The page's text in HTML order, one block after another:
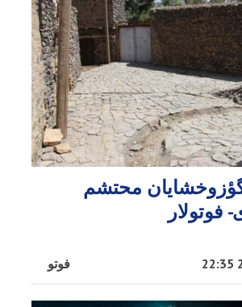
محتشم
فوتولار
فوتو